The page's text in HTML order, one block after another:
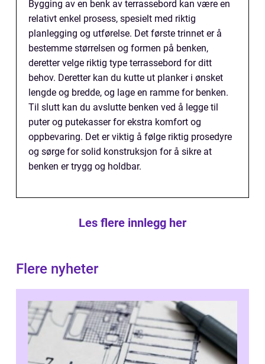
Bygging av en benk av terrassebord kan være en
relativt enkel prosess, spesielt med riktig
planlegging og utførelse. Det første trinnet er å
bestemme størrelsen og formen på benken,
deretter velge riktig type terrassebord for ditt
behov. Deretter kan du kutte ut planker i ønsket
lengde og bredde, og lage en ramme for benken.
Til slutt kan du avslutte benken ved å legge til
puter og putekasser for ekstra komfort og
oppbevaring. Det er viktig å følge riktig prosedyre
og sørge for solid konstruksjon for å sikre at
benken er trygg og holdbar.
Les flere innlegg her
Flere nyheter